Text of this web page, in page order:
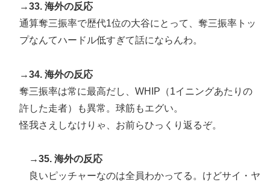
→33. 海外の反応
通算奪三振率で歴代1位の大谷にとって、奪三振率トッ
プなんてハードル低すぎて話にならんわ。
→34. 海外の反応
奪三振率は常に最高だし、WHIP（1イニングあたりの
許した走者）も異常。球筋もエグい。
怪我さえしなけりゃ、お前らひっくり返るぞ。
→35. 海外の反応
良いピッチャーなのは全員わかってる。けどサイ・ヤ